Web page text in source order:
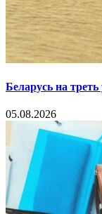
Беларусь на
05.08.2026